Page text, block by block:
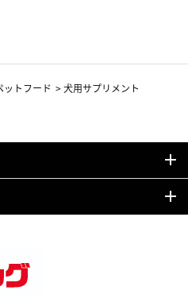
ットフード >犬用サプリメント